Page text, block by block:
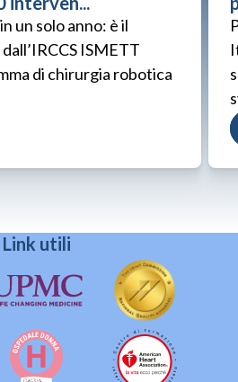
un solo anno: è il
ISMETT
di chirurgia robotica
Link utili